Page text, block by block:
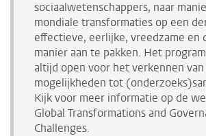
sociaalwetenschappers, naar
mondiale transformaties op een
effectieve, eerlijke, vreedzame en
manier aan te pakken. Het
altijd open voor het verkennen van
mogelijkheden tot
Kijk voor meer informatie op de
Global Transformations and
Challenges.